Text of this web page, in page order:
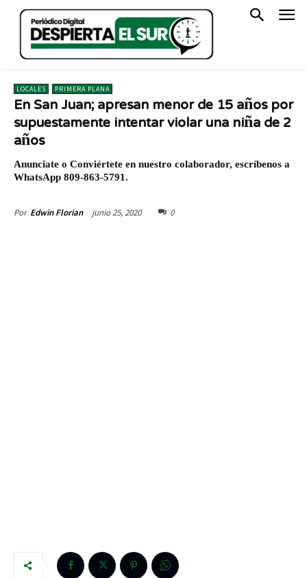
LOCALES PRIMERA PLANA
En San Juan; apresan menor de 15 años por
supuestamente intentar violar una niña de 2
años
Anunciate o Conviértete en nuestro colaborador, escríbenos a
WhatsApp 809-863-5791.
Por Edwin Florian junio 25, 2020 0